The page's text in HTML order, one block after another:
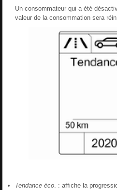
Un consommateur qui a été
valeur de la consommation sera
Tendance éco . : affiche la